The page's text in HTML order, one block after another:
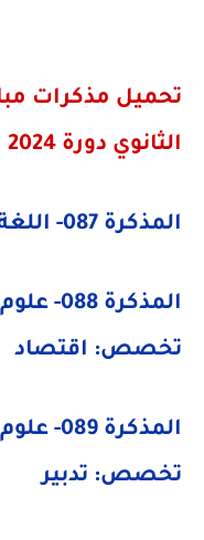
تحميل مذكرات
الثانوي دورة 2024
​المذكرة 087- اللغة الفرنسية
​المذكرة
تخصص: اقتصاد
​المذكرة
تخصص: تدبير